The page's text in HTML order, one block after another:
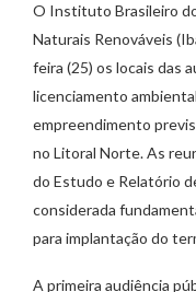
O Instituto Brasileiro
Naturais Renováveis
feira (25) os locais das
licenciamento
empreendimento
no Litoral Norte. As
do Estudo e Relatório
considerada
para implantação do
A primeira audiência